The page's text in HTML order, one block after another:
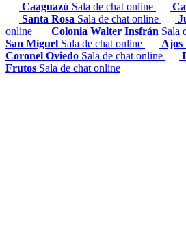
Caaguazú Sala de chat online
Santa Rosa Sala de chat online
online
Colonia Walter Insfrán Sala
San Miguel Sala de chat online Ajos
Coronel Oviedo Sala de chat online
Frutos Sala de chat online